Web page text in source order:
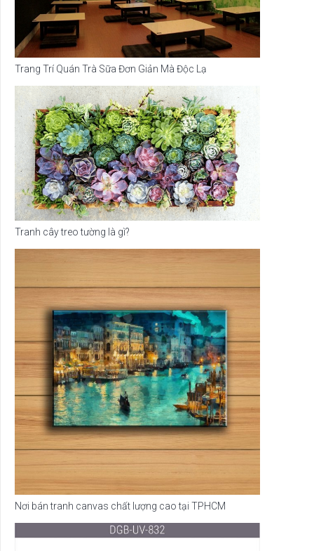
Trang Trí Quán Trà Sữa Đơn Giản Mà Độc Lạ
Tranh cây treo tường là gì?
Nơi bán tranh canvas chất lượng cao tại TPHCM